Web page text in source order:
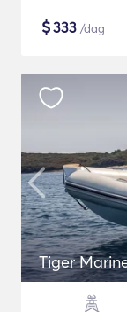
$333 /dag
Tiger